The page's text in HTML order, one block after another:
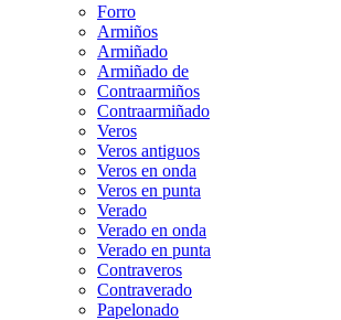
Forro
Armiños
Armiñado
Armiñado de
Contraarmiños
Contraarmiñado
Veros
Veros antiguos
Veros en onda
Veros en punta
Verado
Verado en onda
Verado en punta
Contraveros
Contraverado
Papelonado